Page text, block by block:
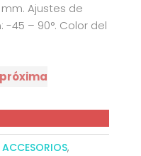
Ajustes de
-45 – 90°. Color del
ACCESORIOS,